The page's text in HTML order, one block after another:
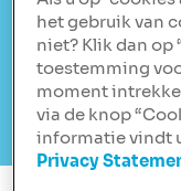
rentetarieven en
NIBC je om je
hieronder de
NIBC hypotheek
situatie.
het gebruik van
niet? Klik dan op
toestemming
moment
via de knop
informatie vindt
Privacy